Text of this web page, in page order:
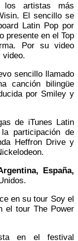
artistas más
El sencillo se
Latin Pop por
presente en el Top
Por su video
video.
sencillo llamado
canción bilingüe
por Smiley y
de iTunes Latin
participación de
Heffron Drive y
España,
en su tour Soy el
el tour The Power
en el festival